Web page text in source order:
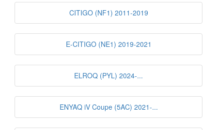
CITIGO (NF1) 2011-2019
E-CITIGO (NE1) 2019-2021
ELROQ (PYL) 2024-...
ENYAQ iV Coupe (5AC) 2021-...